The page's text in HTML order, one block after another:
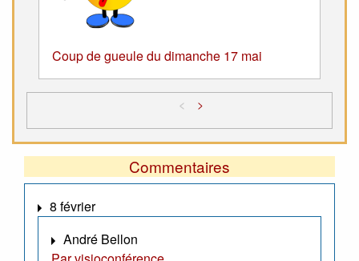
Coup de gueule du dimanche 17 mai
< >
Commentaires
8 février
André Bellon